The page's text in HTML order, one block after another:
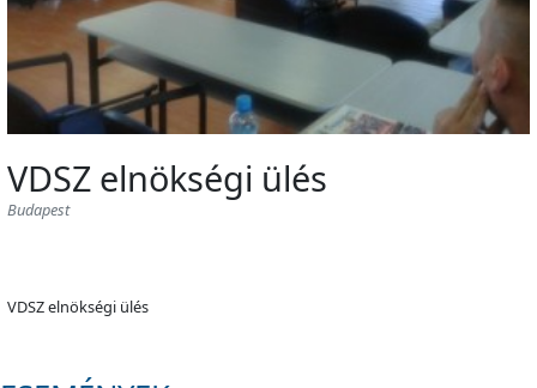
VDSZ elnökségi ülés
Budapest
VDSZ elnökségi ülés